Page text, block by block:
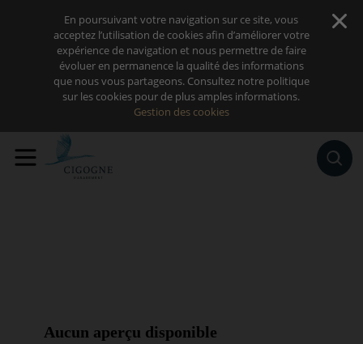
En poursuivant votre navigation sur ce site, vous
acceptez l’utilisation de cookies afin d’améliorer votre
expérience de navigation et nous permettre de faire
évoluer en permanence la qualité des informations
que nous vous partageons. Consultez notre politique
sur les cookies pour de plus amples informations.
Gestion des cookies
Aucun aperçu disponible